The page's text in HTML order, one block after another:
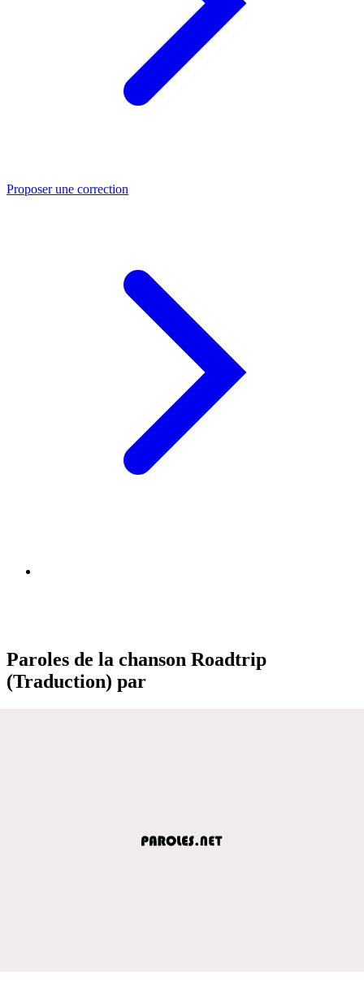
Proposer une correction
Paroles de la chanson Roadtrip
(Traduction) par